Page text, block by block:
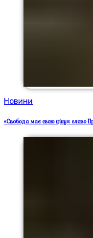
Новини
«Свобода має свою ціну»: слово